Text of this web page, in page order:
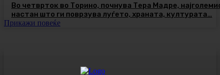
Во четврток во Торино, почнува Тера Мадре,
настан што ги поврзува луѓето, храната, културата…
Прикажи повеќе